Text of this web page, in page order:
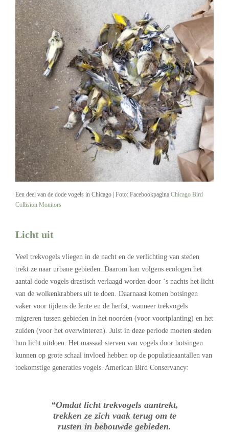
Een deel van de dode vogels in Chicago | Foto: Facebookpagina Chicago Bird
Collision Monitors
Licht uit
Veel trekvogels vliegen in de nacht en de verlichting van steden
trekt ze naar urbane gebieden. Daarom kan volgens ecologen het
aantal dode vogels drastisch verlaagd worden door ‘s nachts het licht
van de wolkenkrabbers uit te doen. Daarnaast komen botsingen
vaker voor tijdens de lente en de herfst, wanneer trekvogels
migreren tussen gebieden in het noorden (voor voortplanting) en het
zuiden (voor het overwinteren). Juist in deze periode moeten steden
hun licht uitdoen. Het massaal sterven van vogels door botsingen
kunnen op grote schaal invloed hebben op de populatieaantallen van
toekomstige generaties vogels. American Bird Conservancy:
“Omdat licht trekvogels aantrekt,
trekken ze zich vaak terug om te
rusten in bebouwde gebieden.